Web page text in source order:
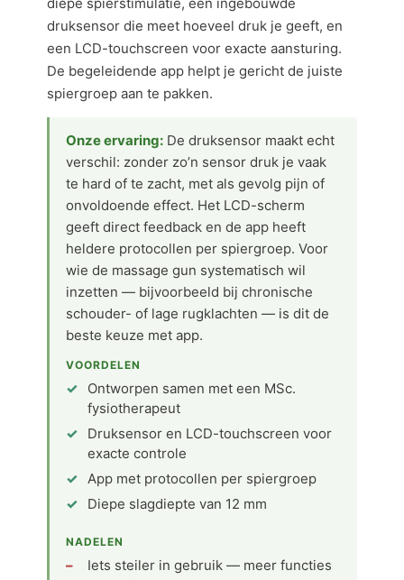
druksensor die meet hoeveel druk je geeft, en
een LCD-touchscreen voor exacte aansturing.
De begeleidende app helpt je gericht de juiste
spiergroep aan te pakken.
Onze ervaring: De druksensor maakt echt
verschil: zonder zo’n sensor druk je vaak
te hard of te zacht, met als gevolg pijn of
onvoldoende effect. Het LCD-scherm
geeft direct feedback en de app heeft
heldere protocollen per spiergroep. Voor
wie de massage gun systematisch wil
inzetten — bijvoorbeeld bij chronische
schouder- of lage rugklachten — is dit de
beste keuze met app.
VOORDELEN
Ontworpen samen met een MSc.
fysiotherapeut
Druksensor en LCD-touchscreen voor
exacte controle
App met protocollen per spiergroep
Diepe slagdiepte van 12 mm
NADELEN
Iets steiler in gebruik — meer functies